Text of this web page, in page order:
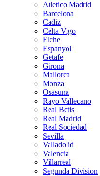
Atletico Madrid
Barcelona
Cadiz
Celta Vigo
Elche
Espanyol
Getafe
Girona
Mallorca
Monza
Osasuna
Rayo Vallecano
Real Betis
Real Madrid
Real Sociedad
Sevilla
Valladolid
Valencia
Villarreal
Segunda Division